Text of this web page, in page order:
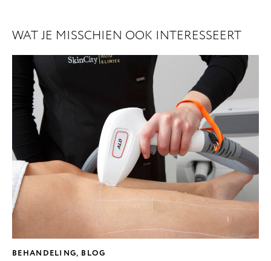
WAT JE MISSCHIEN OOK INTERESSEERT
BEHANDELING, BLOG